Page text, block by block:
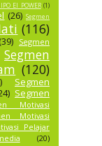
EI POWER (1)
(26) Segmen
(116)
(39) Segmen
Segmen
(120)
Segmen
Segmen
Motivasi
Motivasi
Pelajar
(20)